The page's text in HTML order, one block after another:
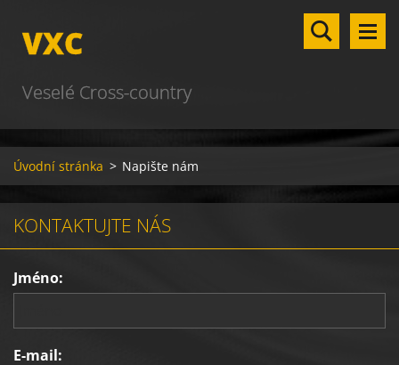
VXC
Veselé Cross-country
Úvodní stránka > Napište nám
KONTAKTUJTE NÁS
Jméno:
E-mail: